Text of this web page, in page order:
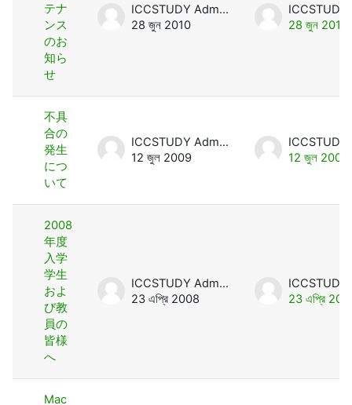
テナ
ンス
のお
知ら
せ
ICCSTUDY Admin User
28 জুন 2010
28 জুন 2010
不具
合の
発生
につ
いて
ICCSTUDY Admin User
12 জুল 2009
12 জুল 2009
2008
年度
入学
学生
およ
び教
員の
皆様
へ
ICCSTUDY Admin User
23 এপ্রি 2008
23 এপ্রি
Mac